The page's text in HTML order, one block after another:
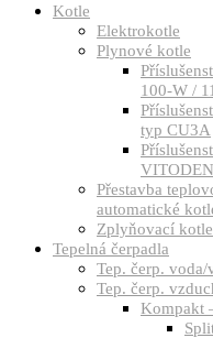
Kotle
Elektrokotle
Plynové kotle
100-W /
typ CU3A
Přestavba
automatické
Zplyňovací kotle
Tepelná čerpadla
Tep. čerp. voda/
Tep. čerp.
Kompakt